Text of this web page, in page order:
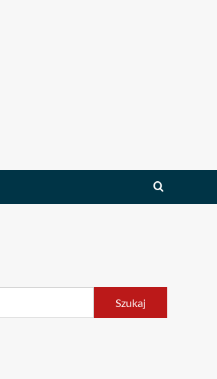
Szukaj